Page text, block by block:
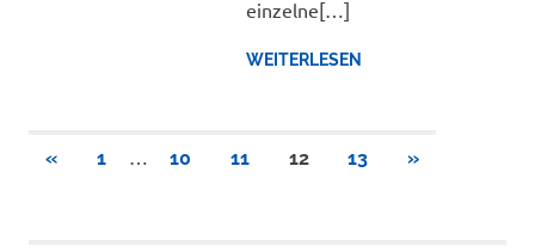
einzelne[…]
WEITERLESEN
Seitennummerierung
«VORHERIGE
1 … 10 11 12 13
NÄCHSTE
»